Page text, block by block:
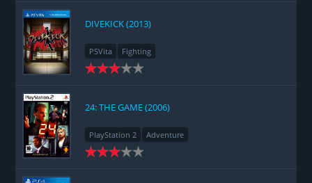
DIVEKICK (2013)
PSVita Fighting
24: THE GAME (2006)
PlayStation 2 Adventure